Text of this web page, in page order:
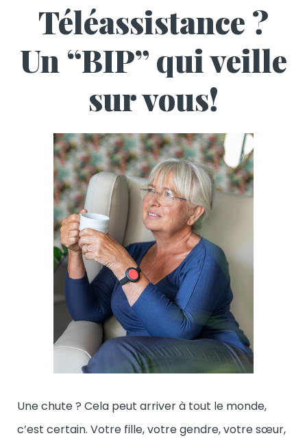
Téléassistance ?
Un “BIP” qui veille
sur vous!
Une chute ? Cela peut arriver à tout le monde,
c’est certain. Votre fille, votre gendre, votre sœur,